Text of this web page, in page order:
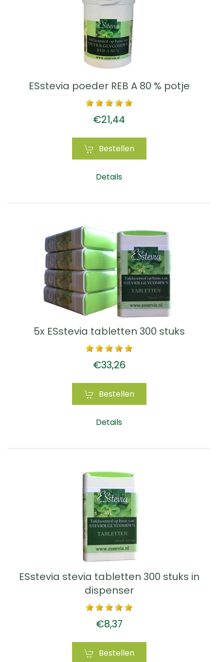
ESstevia poeder REB A 80 % potje
€21,44
Bestellen
Details
5x ESstevia tabletten 300 stuks
€33,26
Bestellen
Details
ESstevia stevia tabletten 300 stuks in
dispenser
€8,37
Bestellen